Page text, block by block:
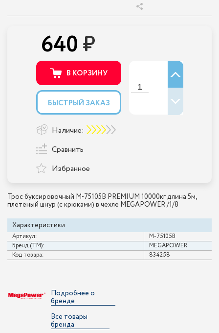
Трос буксировочный M-75105B PREMIUM 10000кг длина 5м,
плетёный шнур (с крюками) в чехле MEGAPOWER /1/8
Характеристики
Артикул:
M-75105B
Бренд (ТМ):
MEGAPOWER
Код товара:
834258
640
В КОРЗИНУ
БЫСТРЫЙ ЗАКАЗ
Наличие:
Сравнить
Избранное
Подробнее о
бренде
Все товары
бренда